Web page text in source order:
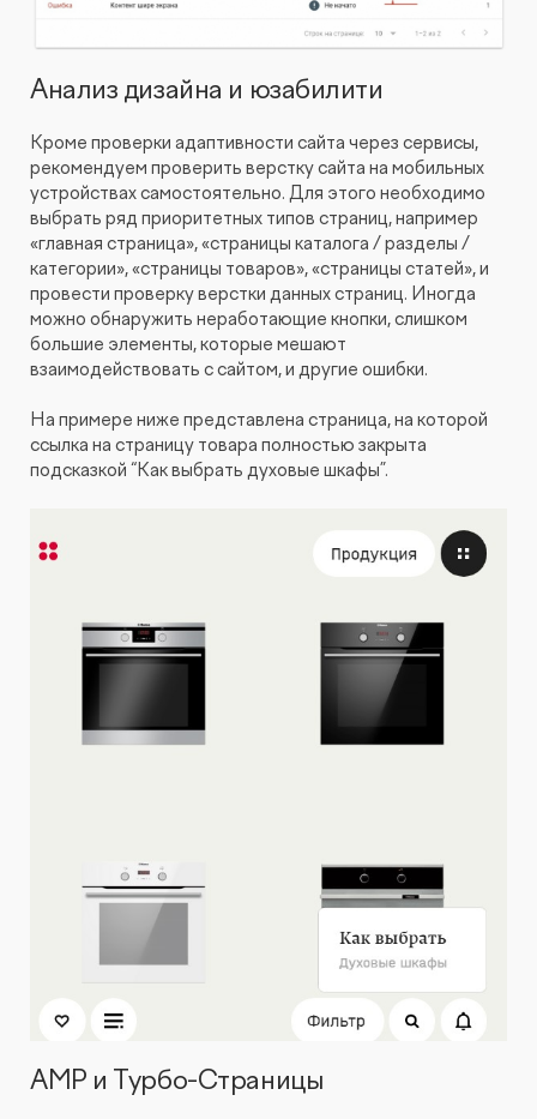
Анализ дизайна и юзабилити
Кроме проверки адаптивности сайта через сервисы,
рекомендуем проверить верстку сайта на мобильных
устройствах самостоятельно. Для этого необходимо
выбрать ряд приоритетных типов страниц, например
«главная страница», «страницы каталога / разделы /
категории», «страницы товаров», «страницы статей», и
провести проверку верстки данных страниц. Иногда
можно обнаружить неработающие кнопки, слишком
большие элементы, которые мешают
взаимодействовать с сайтом, и другие ошибки.
На примере ниже представлена страница, на которой
ссылка на страницу товара полностью закрыта
подсказкой “Как выбрать духовые шкафы”.
AMP и Турбо-Страницы